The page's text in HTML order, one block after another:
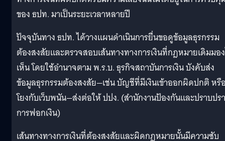
ของ ธปท. มาเป็นระยะเวลาหลายปี
ปัจจุบันทาง ธปท. ได้วางแผนดำเนินการยื่นขอดูข้อมูลธุรกรรม
ต้องสงสัยและตรวจสอบเส้นทางทางการเงินที่กฎหมายเดิมมอ
เห็น โดยใช้อำนาจตาม พ.ร.บ. ธุรกิจสถาบันการเงิน บังคับส่ง
ข้อมูลธุรกรรมต้องสงสัย—เช่น บัญชีที่มีเงินเข้าออกผิดปกติ หรื
โยงกับเว็บพนัน—ส่งต่อให้ ปปง. (สำนักงานป้องกันและปราบปร
การฟอกเงิน)
เส้นทางทางการเงินที่ต้องสงสัยและผิดกฎหมายนั้นมีความซับ